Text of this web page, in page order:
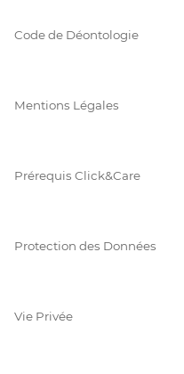
Code de Déontologie
Mentions Légales
Prérequis Click&Care
Protection des Données
Vie Privée